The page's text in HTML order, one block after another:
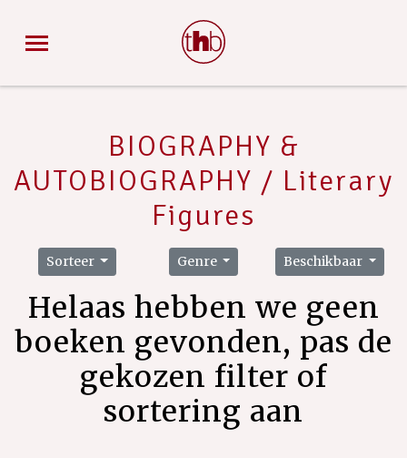
BIOGRAPHY &
AUTOBIOGRAPHY / Literary
Figures
Sorteer Genre Beschikbaar
Helaas hebben we geen
boeken gevonden, pas de
gekozen filter of
sortering aan